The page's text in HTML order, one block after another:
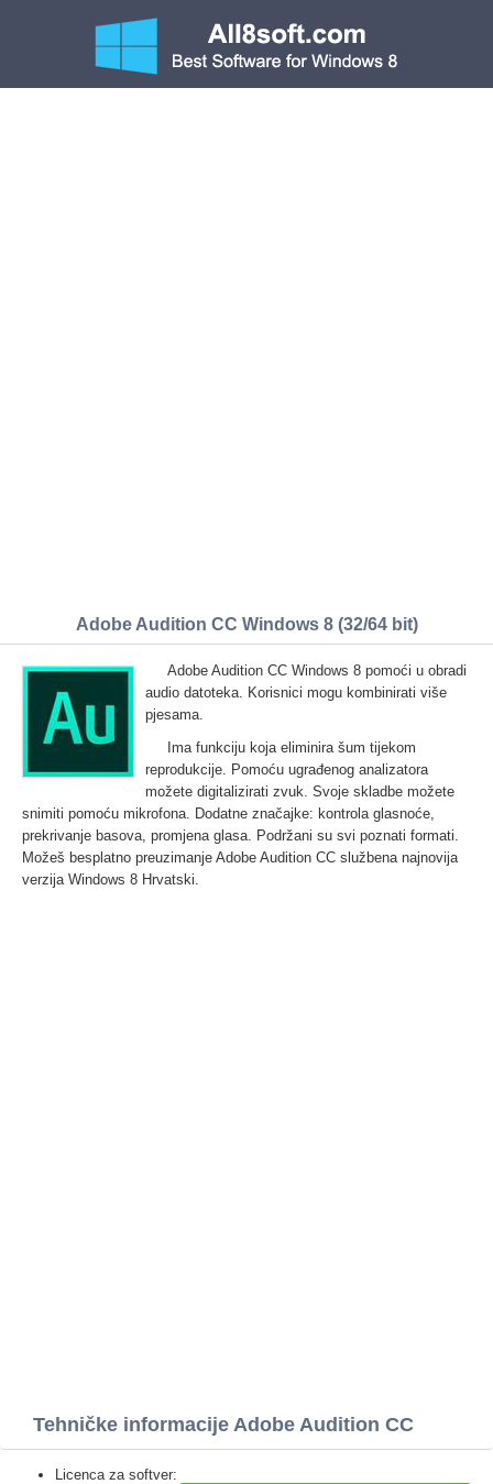
Adobe Audition CC Windows 8 (32/64 bit)
Adobe Audition CC Windows 8 pomoći u obradi
audio datoteka. Korisnici mogu kombinirati više
pjesama.
Ima funkciju koja eliminira šum tijekom
reprodukcije. Pomoću ugrađenog analizatora
možete digitalizirati zvuk. Svoje skladbe možete
snimiti pomoću mikrofona. Dodatne značajke: kontrola glasnoće,
prekrivanje basova, promjena glasa. Podržani su svi poznati formati.
Možeš besplatno preuzimanje Adobe Audition CC službena najnovija
verzija Windows 8 Hrvatski.
Tehničke informacije Adobe Audition CC
Licenca za softver: